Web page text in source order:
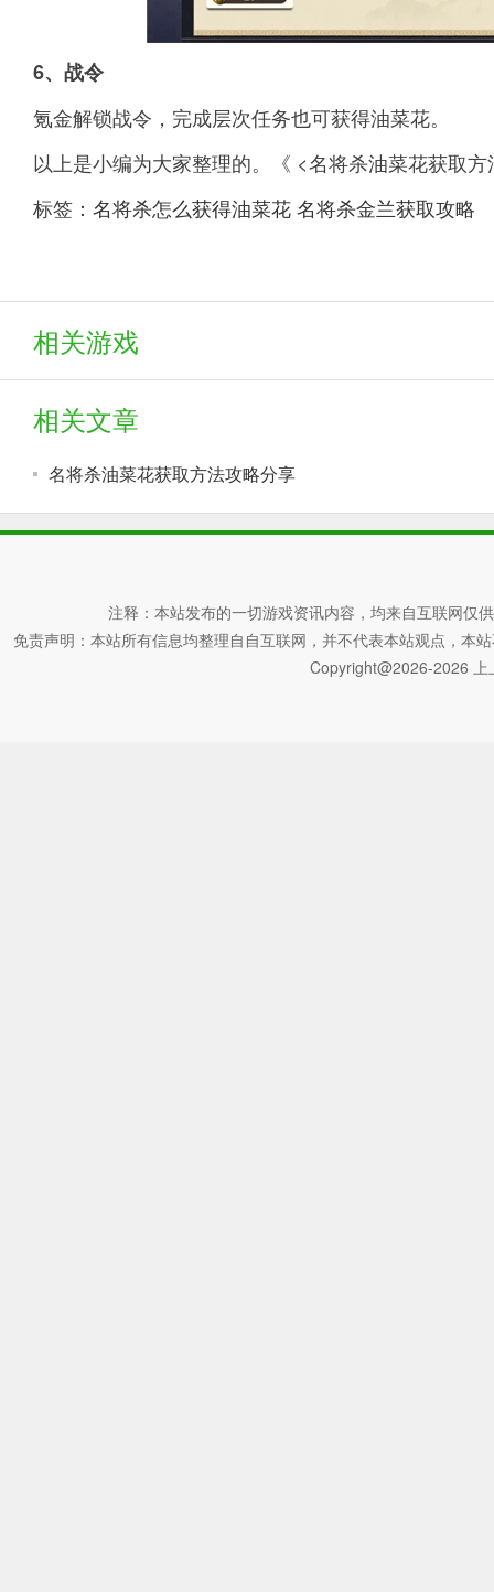
6、战令
氪金解锁战令，完成层次任务也可获得油菜花。
以上是小编为大家整理的。《 <名将杀油菜花获取
标签： 名将杀怎么获得油菜花名将杀金兰获取攻略
相关游戏
相关文章
名将杀油菜花获取方法攻略分享
注释：本站发布的一切游戏资讯内容，均来自互联网仅
免责声明：本站所有信息均整理自自互联网，并不代表本站观点，本
Copyright@2026-2026